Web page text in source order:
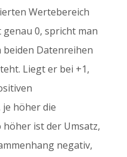
Wertebereich
0, spricht man
beiden Datenreihen
Liegt er bei +1,
je höher die
ist der Umsatz,
negativ,